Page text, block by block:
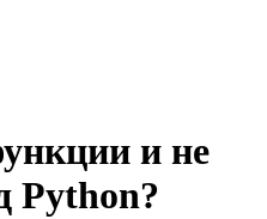
и не
Python?